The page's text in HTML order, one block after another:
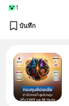
1
บันทึก